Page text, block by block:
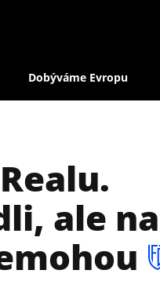
Dobýváme Evropu
ale na